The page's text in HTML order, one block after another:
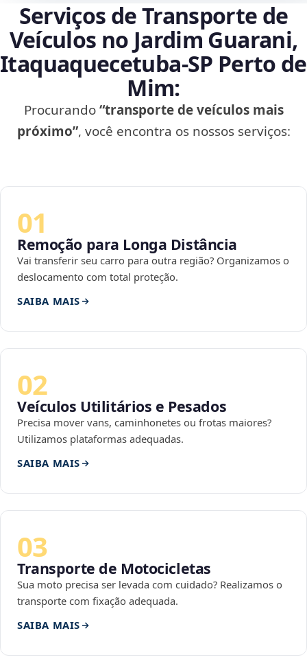
Serviços de Transporte de
Veículos no Jardim Guarani,
Itaquaquecetuba‑SP Perto de
Mim:
Procurando“transporte de veículos mais
próximo”, você encontra os nossos serviços:
01
Remoção para Longa Distância
Vai transferir seu carro para outra região? Organizamos o
deslocamento com total proteção.
SAIBA MAIS
02
Veículos Utilitários e Pesados
Precisa mover vans, caminhonetes ou frotas maiores?
Utilizamos plataformas adequadas.
SAIBA MAIS
03
Transporte de Motocicletas
Sua moto precisa ser levada com cuidado? Realizamos o
transporte com fixação adequada.
SAIBA MAIS